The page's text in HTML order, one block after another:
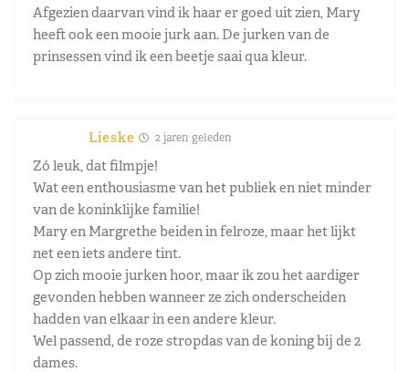
Afgezien daarvan vind ik haar er goed uit zien, Mary
heeft ook een mooie jurk aan. De jurken van de
prinsessen vind ik een beetje saai qua kleur.
Lieske 2 jaren geleden
Zó leuk, dat filmpje!
Wat een enthousiasme van het publiek en niet minder
van de koninklijke familie!
Mary en Margrethe beiden in felroze, maar het lijkt
net een iets andere tint.
Op zich mooie jurken hoor, maar ik zou het aardiger
gevonden hebben wanneer ze zich onderscheiden
hadden van elkaar in een andere kleur.
Wel passend, de roze stropdas van de koning bij de 2
dames.